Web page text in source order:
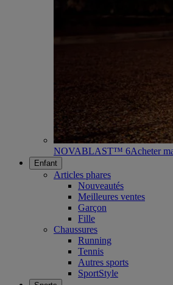
NOVABLAST™ 6Acheter
Enfant
Articles phares
Nouveautés
Meilleures ventes
Garçon
Fille
Chaussures
Running
Tennis
Autres sports
SportStyle